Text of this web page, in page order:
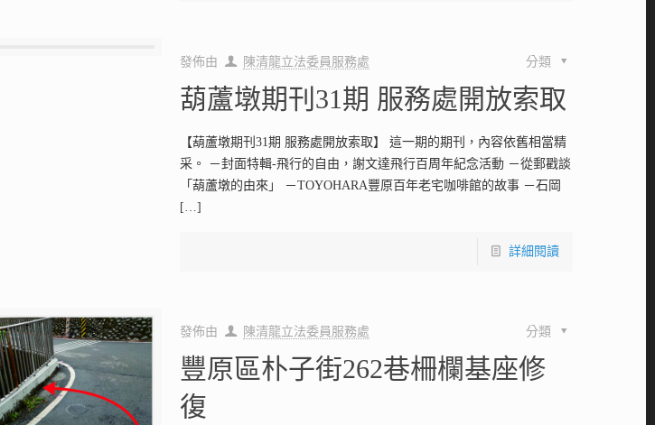
發佈由 陳清龍立法委員服務處 分類
葫蘆墩期刊31期 服務處開放索取
【葫蘆墩期刊31期 服務處開放索取】 這一期的期刊，內容依舊相當精
采。 －封面特輯-飛行的自由，謝文達飛行百周年紀念活動 －從郵戳談
「葫蘆墩的由來」 －TOYOHARA豐原百年老宅咖啡館的故事 －石岡
[…]
詳細閱讀
發佈由 陳清龍立法委員服務處 分類
豐原區朴子街262巷柵欄基座修
復